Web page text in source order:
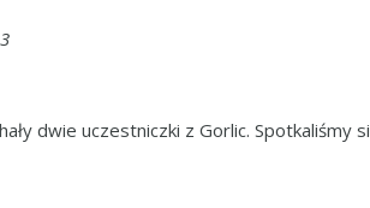
dwie uczestniczki z Gorlic. Spotkaliśmy